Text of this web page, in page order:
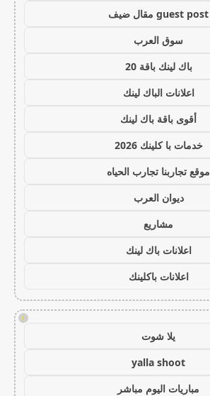
guest post مقال ضيف
سوق العرب
باك لينك باقة 20
اعلانات الباك لينك
أقوى باقة باك لينك
خدمات با كلينك 2026
موقع تجاربنا تجارب الحياه
ديوان العرب
مشاريع
اعلانات باك لينك
اعلانات باكلينك
!
يلا شوت
yalla shoot
مباريات اليوم مباشر